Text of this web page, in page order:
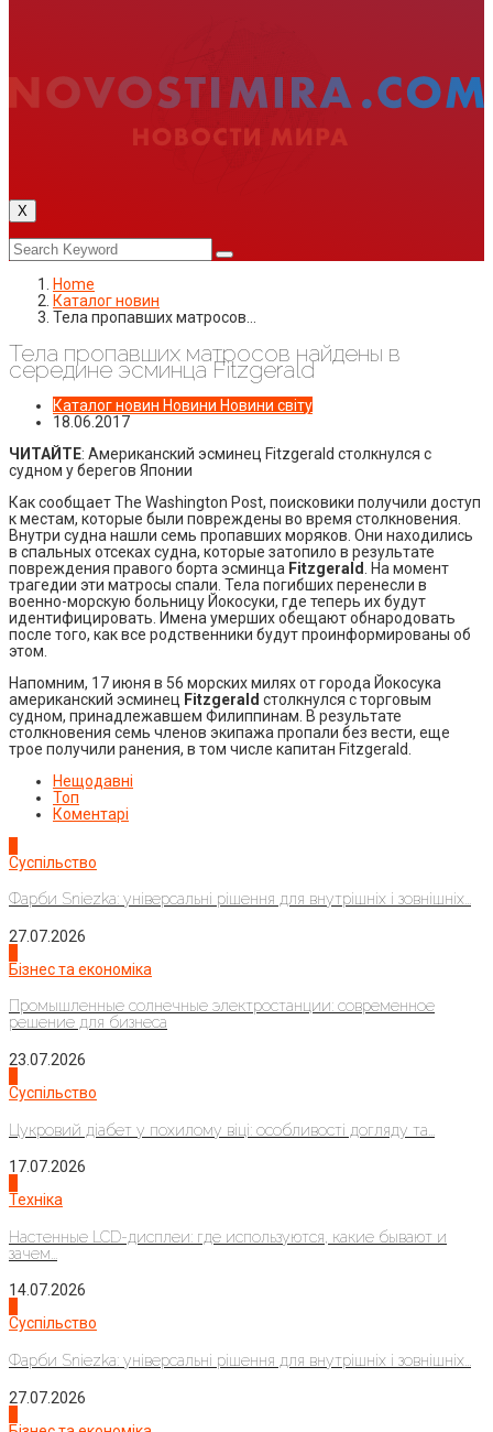
X
Home
Каталог новин
Тела пропавших матросов…
Тела пропавших матросов найдены в
середине эсминца Fitzgerald
Каталог новин Новини Новини світу
18.06.2017
ЧИТАЙТЕ: Американский эсминец Fitzgerald столкнулся с
судном у берегов Японии
Как сообщает The Washington Post, поисковики получили доступ
к местам, которые были повреждены во время столкновения.
Внутри судна нашли семь пропавших моряков. Они находились
в спальных отсеках судна, которые затопило в результате
повреждения правого борта эсминца Fitzgerald . На момент
трагедии эти матросы спали. Тела погибших перенесли в
военно-морскую больницу Йокосуки, где теперь их будут
идентифицировать. Имена умерших обещают обнародовать
после того, как все родственники будут проинформированы об
этом.
Напомним, 17 июня в 56 морских милях от города Йокосука
американский эсминец Fitzgerald столкнулся с торговым
судном, принадлежавшем Филиппинам. В результате
столкновения семь членов экипажа пропали без вести, еще
трое получили ранения, в том числе капитан Fitzgerald.
Нещодавні
Топ
Коментарі
Суспільство
Фарби Sniezka: універсальні рішення для внутрішніх і зовнішніх...
27.07.2026
Бізнес та економіка
Промышленные солнечные электростанции: современное
решение для бизнеса
23.07.2026
Суспільство
Цукровий діабет у похилому віці: особливості догляду та...
17.07.2026
Техніка
Настенные LCD-дисплеи: где используются, какие бывают и
зачем...
14.07.2026
Суспільство
Фарби Sniezka: універсальні рішення для внутрішніх і зовнішніх...
27.07.2026